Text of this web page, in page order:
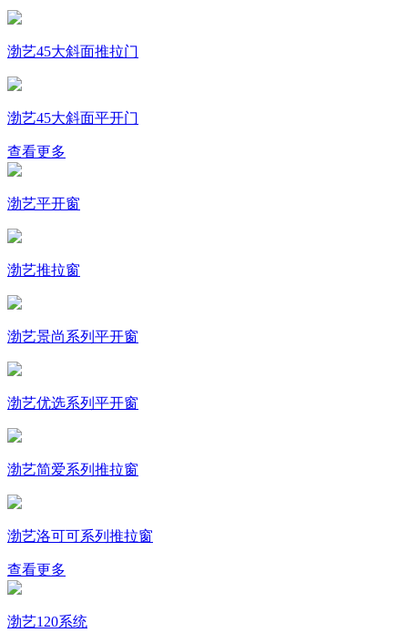
渤艺45大斜面推拉门
渤艺45大斜面平开门
查看更多
渤艺平开窗
渤艺推拉窗
渤艺景尚系列平开窗
渤艺优选系列平开窗
渤艺简爱系列推拉窗
渤艺洛可可系列推拉窗
查看更多
渤艺120系统